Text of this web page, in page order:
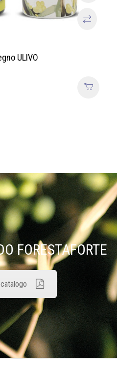
ULIVO
FORESTAFORTE